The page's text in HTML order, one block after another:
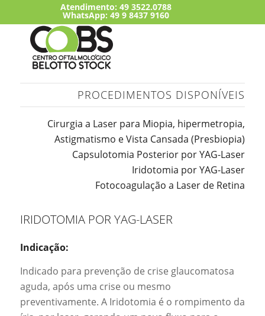
Atendimento:49 3522.0788
WhatsApp: 49 9 8437 9160
PROCEDIMENTOS DISPONÍVEIS
Cirurgia a Laser para Miopia, hipermetropia,
Astigmatismo e Vista Cansada (Presbiopia)
Capsulotomia Posterior por YAG-Laser
Iridotomia por YAG-Laser
Fotocoagulação a Laser de Retina
IRIDOTOMIA POR YAG-LASER
Indicação:
Indicado para prevenção de crise glaucomatosa
aguda, após uma crise ou mesmo
preventivamente. A Iridotomia é o rompimento da